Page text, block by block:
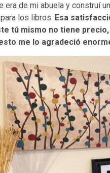
era de mi abuela y construí
los libros. Esa
tú mismo no tiene precio,
me lo agradeció